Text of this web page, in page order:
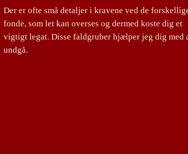
Der er ofte små detaljer i kravene ved de
fonde, som let kan overses og dermed koste dig et
vigtigt legat. Disse faldgruber hjælper jeg dig med
undgå.